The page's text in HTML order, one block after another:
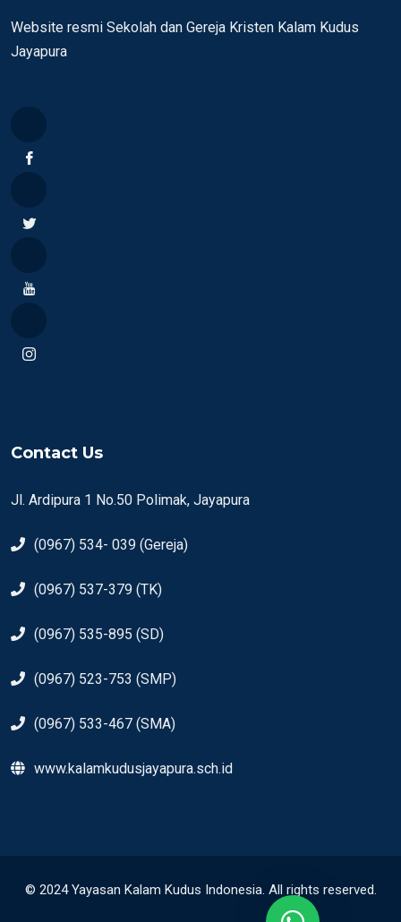
Website resmi Sekolah dan Gereja Kristen Kalam Kudus
Jayapura
Contact Us
Jl. Ardipura 1 No.50 Polimak, Jayapura
(0967) 534- 039 (Gereja)
(0967) 537-379 (TK)
(0967) 535-895 (SD)
(0967) 523-753 (SMP)
(0967) 533-467 (SMA)
www.kalamkudusjayapura.sch.id
© 2024 Yayasan Kalam Kudus Indonesia. All rights reserved.